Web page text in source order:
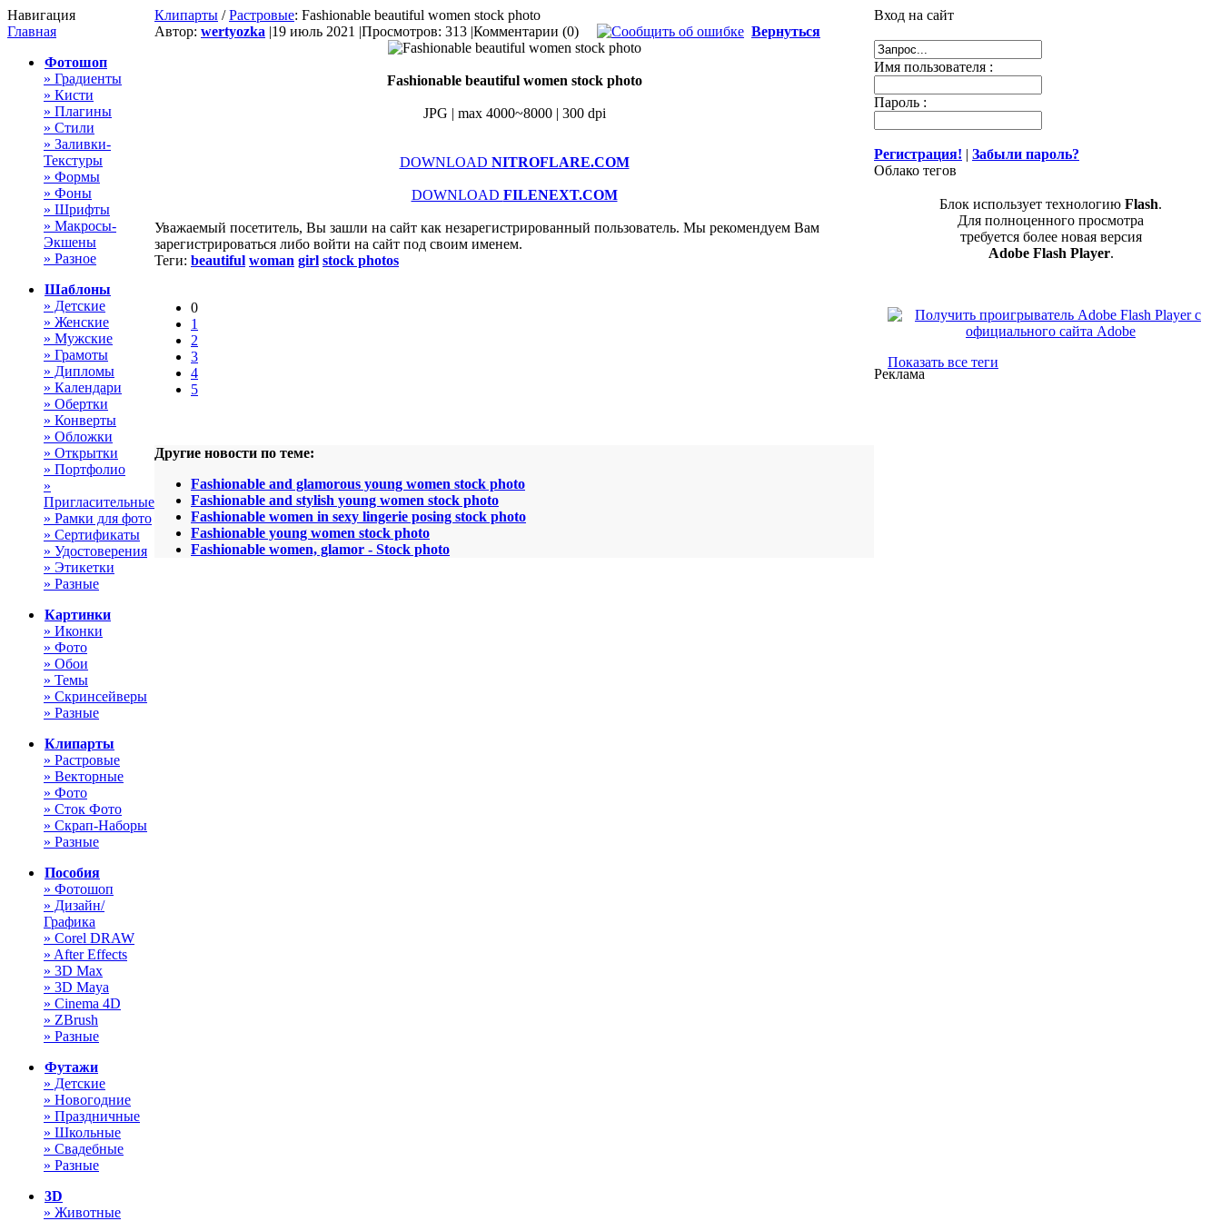
Навигация
Главная
Фотошоп
» Градиенты
» Кисти
» Плагины
» Стили
» Заливки-
Текстуры
» Формы
» Фоны
» Шрифты
» Макросы-
Экшены
» Разное
Шаблоны
» Детские
» Женские
» Мужские
» Грамоты
» Дипломы
» Календари
» Обертки
» Конверты
» Обложки
» Открытки
» Портфолио
»
Пригласительные
» Рамки для фото
» Сертификаты
» Удостоверения
» Этикетки
» Разные
Картинки
» Иконки
» Фото
» Обои
» Темы
» Скринсейверы
» Разные
Клипарты
» Растровые
» Векторные
» Фото
» Сток Фото
» Скрап-Наборы
» Разные
Пособия
» Фотошоп
» Дизайн/
Графика
» Corel DRAW
» After Effects
» 3D Max
» 3D Maya
» Cinema 4D
» ZBrush
» Разные
Футажи
» Детские
» Новогодние
» Праздничные
» Школьные
» Свадебные
» Разные
3D
» Животные
Клипарты /Растровые: Fashionable beautiful women stock photo
Автор: wertyozka |19 июль 2021 |Просмотров: 313 |Комментарии (0) Вернуться
Fashionable beautiful women stock photo
JPG | max 4000~8000 | 300 dpi
DOWNLOAD NITROFLARE.COM
DOWNLOAD FILENEXT.COM
Уважаемый посетитель, Вы зашли на сайт как незарегистрированный пользователь. Мы рекомендуем Вам
зарегистрироваться либо войти на сайт под своим именем.
Теги: beautiful woman girl stock photos
0
1
2
3
4
5
Другие новости по теме:
Fashionable and glamorous young women stock photo
Fashionable and stylish young women stock photo
Fashionable women in sexy lingerie posing stock photo
Fashionable young women stock photo
Fashionable women, glamor - Stock photo
Вход на сайт
Имя пользователя :
Пароль :
Регистрация! | Забыли пароль?
Облако тегов
Блок использует технологию Flash.
Для полноценного просмотра
требуется более новая версия
Adobe Flash Player.
Показать все теги
Реклама